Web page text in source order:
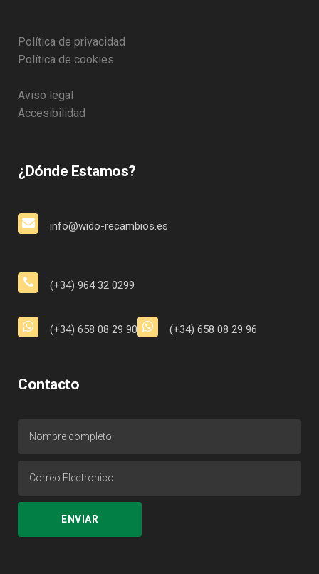
Política de privacidad
Política de cookies
Aviso legal
Accesibilidad
¿Dónde Estamos?
info@wido-recambios.es
(+34) 964 32 0299
(+34) 658 08 29 90 (+34) 658 08 29 96
Contacto